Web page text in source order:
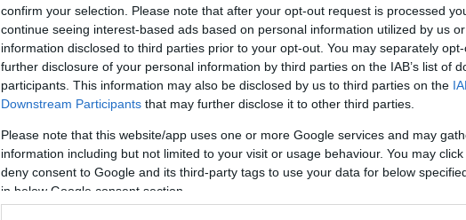
confirm your selection. Please note that after your opt-out request is processed
continue seeing interest-based ads based on personal information utilized by us
information disclosed to third parties prior to your opt-out. You may separately
further disclosure of your personal information by third parties on the IAB’s list of
participants. This information may also be disclosed by us to third parties on the
Downstream Participants that may further disclose it to other third parties.
Please note that this website/app uses one or more Google services and may
information including but not limited to your visit or usage behaviour. You may
deny consent to Google and its third-party tags to use your data for below
in below Google consent section.